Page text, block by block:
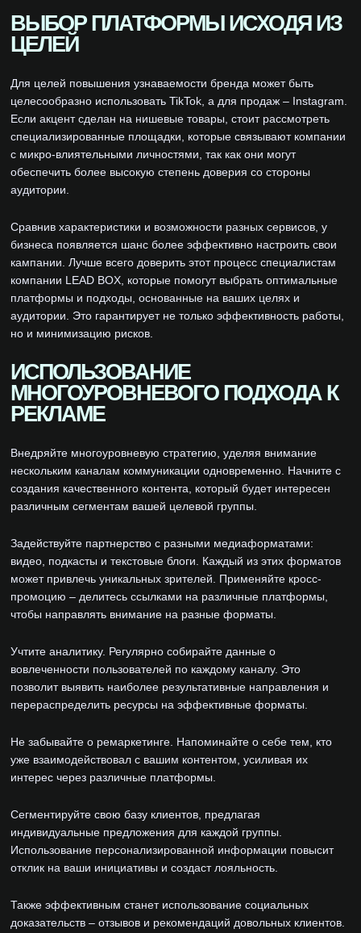
ВЫБОР ПЛАТФОРМЫ ИСХОДЯ ИЗ
ЦЕЛЕЙ
Для целей повышения узнаваемости бренда может быть
целесообразно использовать TikTok, а для продаж – Instagram.
Если акцент сделан на нишевые товары, стоит рассмотреть
специализированные площадки, которые связывают компании
с микро-влиятельными личностями, так как они могут
обеспечить более высокую степень доверия со стороны
аудитории.
Сравнив характеристики и возможности разных сервисов, у
бизнеса появляется шанс более эффективно настроить свои
кампании. Лучше всего доверить этот процесс специалистам
компании LEAD BOX, которые помогут выбрать оптимальные
платформы и подходы, основанные на ваших целях и
аудитории. Это гарантирует не только эффективность работы,
но и минимизацию рисков.
ИСПОЛЬЗОВАНИЕ
МНОГОУРОВНЕВОГО ПОДХОДА К
РЕКЛАМЕ
Внедряйте многоуровневую стратегию, уделяя внимание
нескольким каналам коммуникации одновременно. Начните с
создания качественного контента, который будет интересен
различным сегментам вашей целевой группы.
Задействуйте партнерство с разными медиаформатами:
видео, подкасты и текстовые блоги. Каждый из этих форматов
может привлечь уникальных зрителей. Применяйте кросс-
промоцию – делитесь ссылками на различные платформы,
чтобы направлять внимание на разные форматы.
Учтите аналитику. Регулярно собирайте данные о
вовлеченности пользователей по каждому каналу. Это
позволит выявить наиболее результативные направления и
перераспределить ресурсы на эффективные форматы.
Не забывайте о ремаркетинге. Напоминайте о себе тем, кто
уже взаимодействовал с вашим контентом, усиливая их
интерес через различные платформы.
Сегментируйте свою базу клиентов, предлагая
индивидуальные предложения для каждой группы.
Использование персонализированной информации повысит
отклик на ваши инициативы и создаст лояльность.
Также эффективным станет использование социальных
доказательств – отзывов и рекомендаций довольных клиентов.